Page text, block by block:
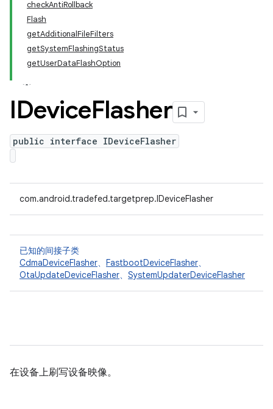
checkAntiRollback
Flash
getAdditionalFileFilters
getSystemFlashingStatus
getUserDataFlashOption
IDeviceFlasher
public interface IDeviceFlasher
com.android.tradefed.targetprep.IDeviceFlasher
已知的间接子类
CdmaDeviceFlasher、 FastbootDeviceFlasher、
OtaUpdateDeviceFlasher、 SystemUpdaterDeviceFlasher
在设备上刷写设备映像。